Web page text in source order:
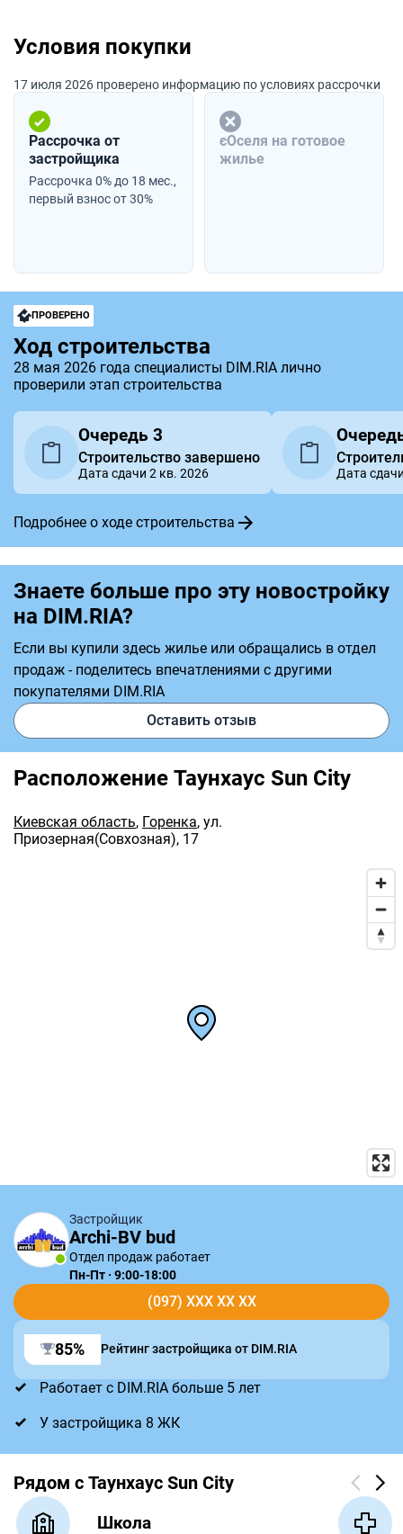
Условия покупки
17 июля 2026 проверено информацию по условиях рассрочки
Рассрочка от
застройщика
Рассрочка 0% до 18 мес.,
первый взнос от 30%
єОселя на готовое
жилье
ПРОВЕРЕНО
Ход строительства
28 мая 2026 года специалисты DIM.RIA лично
проверили этап строительства
Очередь 3
Строительство завершено
Дата сдачи 2 кв. 2026 Дата
Подробнее о ходе строительства
Знаете больше про эту новостройку
на DIM.RIA?
Если вы купили здесь жилье или обращались в отдел
продаж - поделитесь впечатлениями с другими
покупателями DIM.RIA
Оставить отзыв
Расположение Таунхаус Sun City
Киевская область, Горенка, ул.
Приозерная(Совхозная), 17
Застройщик
Archi-BV bud
Отдел продаж работает
Пн-Пт · 9:00-18:00
(097) XXX XX XX
85% Рейтинг застройщика от DIM.RIA
Работает с DIM.RIA больше 5 лет
У застройщика 8 ЖК
Рядом с Таунхаус Sun City
Школа